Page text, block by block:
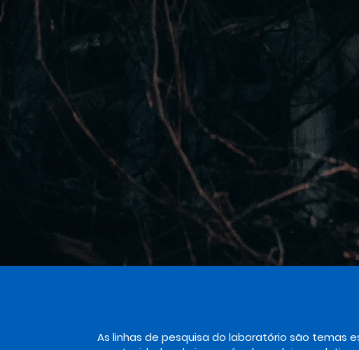
As linhas de pesquisa do laboratório são temas